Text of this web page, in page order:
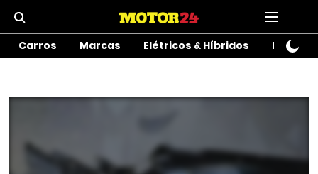
Carros Marcas Elétricos & Híbridos Motos